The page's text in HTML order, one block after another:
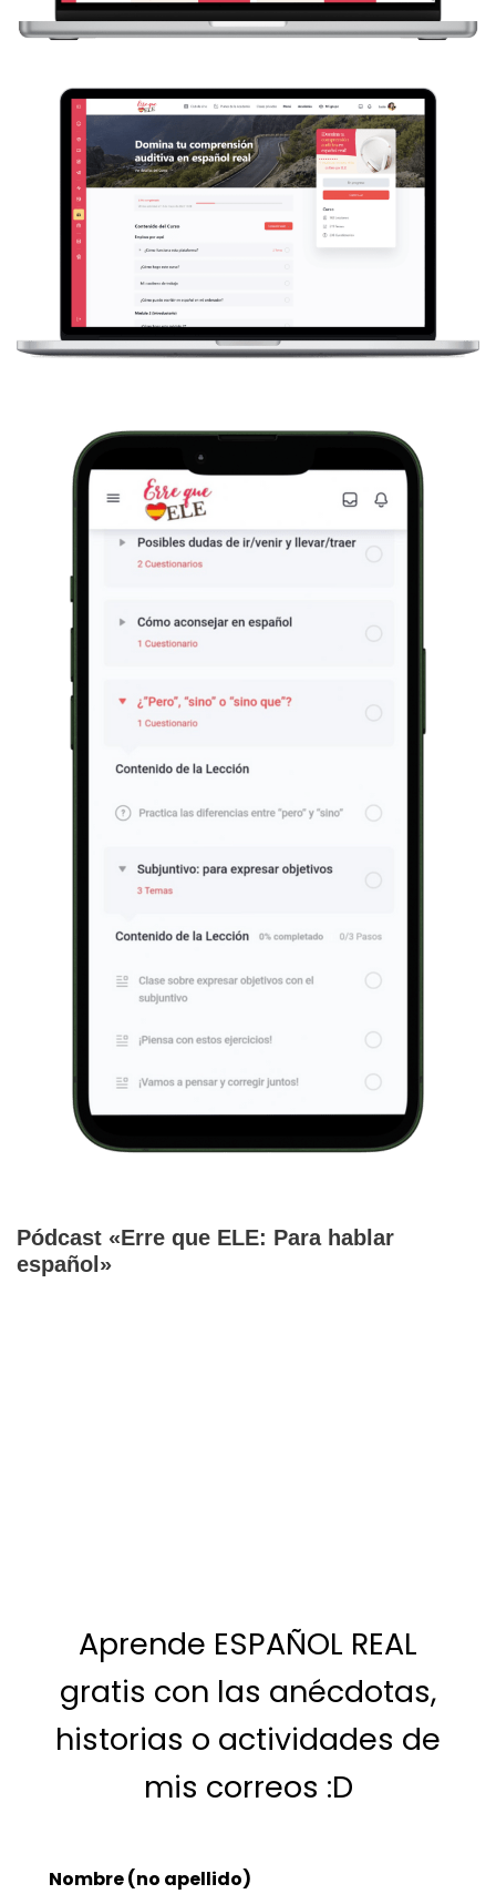
Pódcast «Erre que ELE: Para hablar
español»
Aprende ESPAÑOL REAL
gratis con las anécdotas,
historias o actividades de
mis correos :D
Nombre (no apellido)